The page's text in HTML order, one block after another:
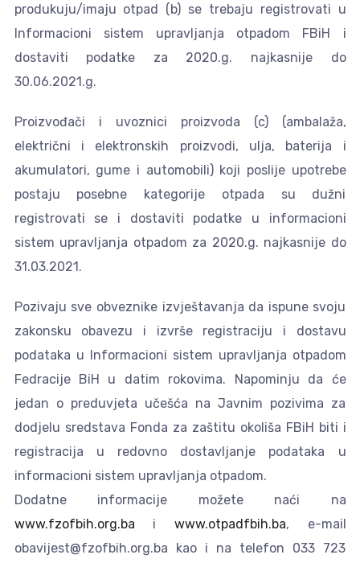
produkuju/imaju otpad (b) se trebaju registrovati u
Informacioni sistem upravljanja otpadom FBiH i
dostaviti podatke za 2020.g. najkasnije do
30.06.2021.g.
Proizvođači i uvoznici proizvoda (c) (ambalaža,
električni i elektronskih proizvodi, ulja, baterija i
akumulatori, gume i automobili) koji poslije upotrebe
postaju posebne kategorije otpada su dužni
registrovati se i dostaviti podatke u informacioni
sistem upravljanja otpadom za 2020.g. najkasnije do
31.03.2021.
Pozivaju sve obveznike izvještavanja da ispune svoju
zakonsku obavezu i izvrše registraciju i dostavu
podataka u Informacioni sistem upravljanja otpadom
Fedracije BiH u datim rokovima. Napominju da će
jedan o preduvjeta učešća na Javnim pozivima za
dodjelu sredstava Fonda za zaštitu okoliša FBiH biti i
registracija u redovno dostavljanje podataka u
informacioni sistem upravljanja otpadom.
Dodatne informacije možete naći na
www.fzofbih.org.ba i www.otpadfbih.ba, e-mail
obavijest@fzofbih.org.ba kao i na telefon 033 723